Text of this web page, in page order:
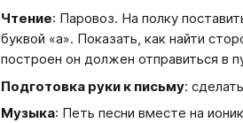
Чтение: Паровоз. На полку
буквой «а». Показать, как найти
построен он должен отправиться в
Подготовка руки к письму:
Музыка: Петь песни вместе на